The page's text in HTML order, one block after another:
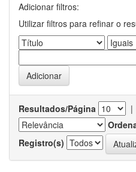
Adicionar filtros:
Utilizar filtros para refinar o
Resultados/Página |
Registro(s)